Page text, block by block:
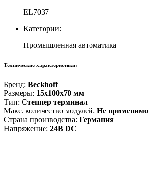
EL7037
Категории:
Промышленная автоматика
Технические характеристики:
Бренд: Beckhoff
Размеры: 15x100x70 мм
Тип: Степпер терминал
Макс. количество модулей: Не применимо
Страна производства: Германия
Напряжение: 24В DC